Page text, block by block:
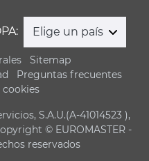
Elige un país
Sitemap
Preguntas frecuentes
cookies
S.A.U.(A-41014523 ),
© EUROMASTER -
reservados